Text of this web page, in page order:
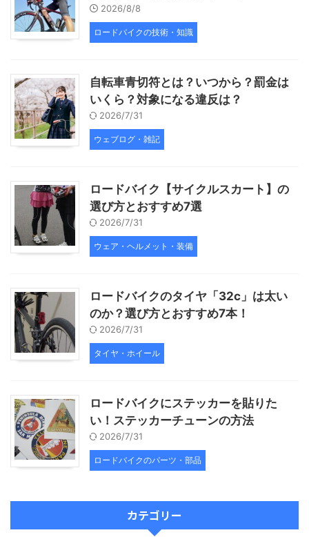
2026/8/8
ロードバイクの技術・知識
自転車青切符とは？いつから？罰金は
いくら？対象になる違反は？
2026/7/31
ウェブログ・雑記
ロードバイク【サイクルスカート】の
選び方とおすすめ7選
2026/7/31
ウェア・ヘルメット・装備
ロードバイクのタイヤ「32c」は太い
のか？選び方とおすすめ7本！
2026/7/31
タイヤ・ホイール
ロードバイクにステッカーを貼りた
い！ステッカーチューンの方法
2026/7/31
ロードバイクのパーツ・部品
カテゴリー